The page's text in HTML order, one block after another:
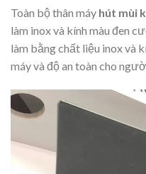
Toàn bộ thân máy hút mùi
làm inox và kính màu đen
làm bằng chất liệu inox và
máy và độ an toàn cho